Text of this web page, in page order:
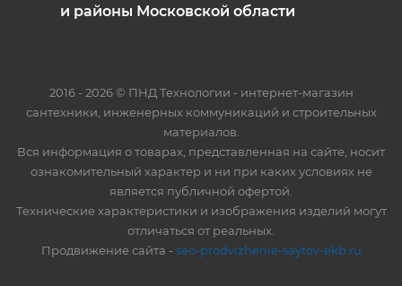
и районы Московской области
2016 - 2026 © ПНД Технологии - интернет-магазин
сантехники, инженерных коммуникаций и строительных
материалов.
Вся информация о товарах, представленная на сайте, носит
ознакомительный характер и ни при каких условиях не
является публичной офертой.
Технические характеристики и изображения изделий могут
отличаться от реальных.
Продвижение сайта - seo-prodvizhenie-saytov-ekb.ru